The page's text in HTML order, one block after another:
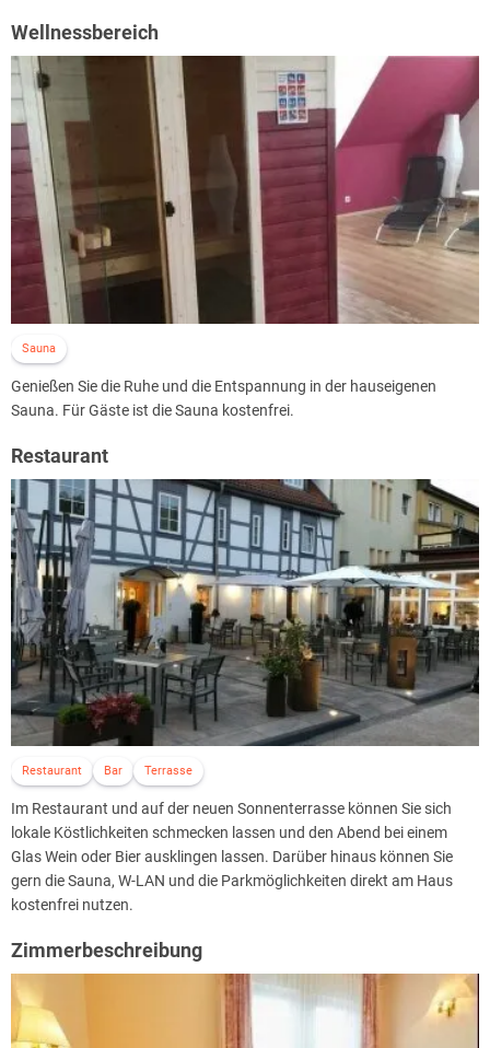
Wellnessbereich
Sauna
Genießen Sie die Ruhe und die Entspannung in der hauseigenen
Sauna. Für Gäste ist die Sauna kostenfrei.
Restaurant
Restaurant Bar Terrasse
Im Restaurant und auf der neuen Sonnenterrasse können Sie sich
lokale Köstlichkeiten schmecken lassen und den Abend bei einem
Glas Wein oder Bier ausklingen lassen. Darüber hinaus können Sie
gern die Sauna, W-LAN und die Parkmöglichkeiten direkt am Haus
kostenfrei nutzen.
Zimmerbeschreibung